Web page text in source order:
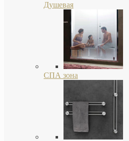
Душевая
СПА зона